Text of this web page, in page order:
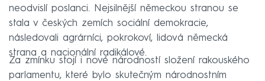
neodvislí poslanci. Nejsilnější německou stranou se
stala v českých zemích sociální demokracie,
následovali agrárníci, pokrokoví, lidová německá
strana a nacionální radikálové.
Za zmínku stojí i nové národností složení rakouského
parlamentu, které bylo skutečným národnostním